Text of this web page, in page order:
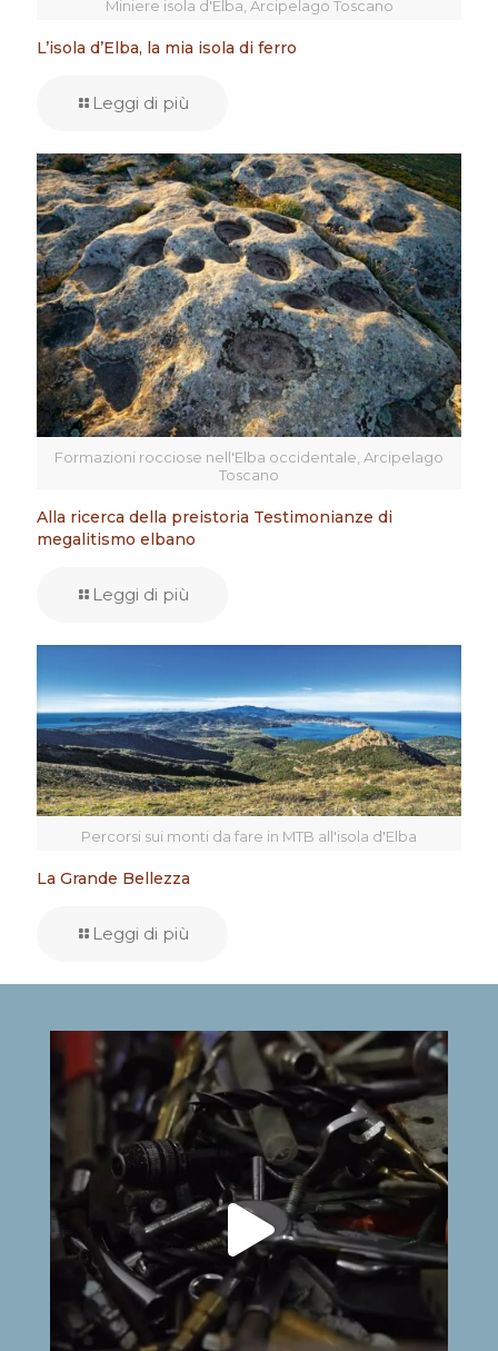
Miniere isola d'Elba, Arcipelago Toscano
L’isola d’Elba, la mia isola di ferro
Leggi di più
Formazioni rocciose nell'Elba occidentale, Arcipelago
Toscano
Alla ricerca della preistoria Testimonianze di
megalitismo elbano
Leggi di più
Percorsi sui monti da fare in MTB all'isola d'Elba
La Grande Bellezza
Leggi di più